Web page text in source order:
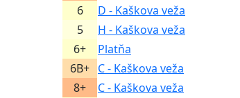
6 D - Kaškova veža
5 H - Kaškova veža
6+ Platňa
6B+ C - Kaškova veža
8+ C - Kaškova veža